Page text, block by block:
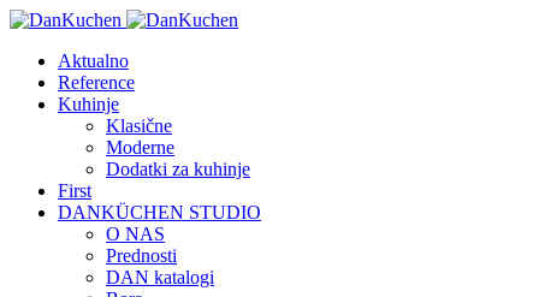
Aktualno
Reference
Kuhinje
Klasične
Moderne
Dodatki za kuhinje
First
DANKÜCHEN STUDIO
O NAS
Prednosti
DAN katalogi